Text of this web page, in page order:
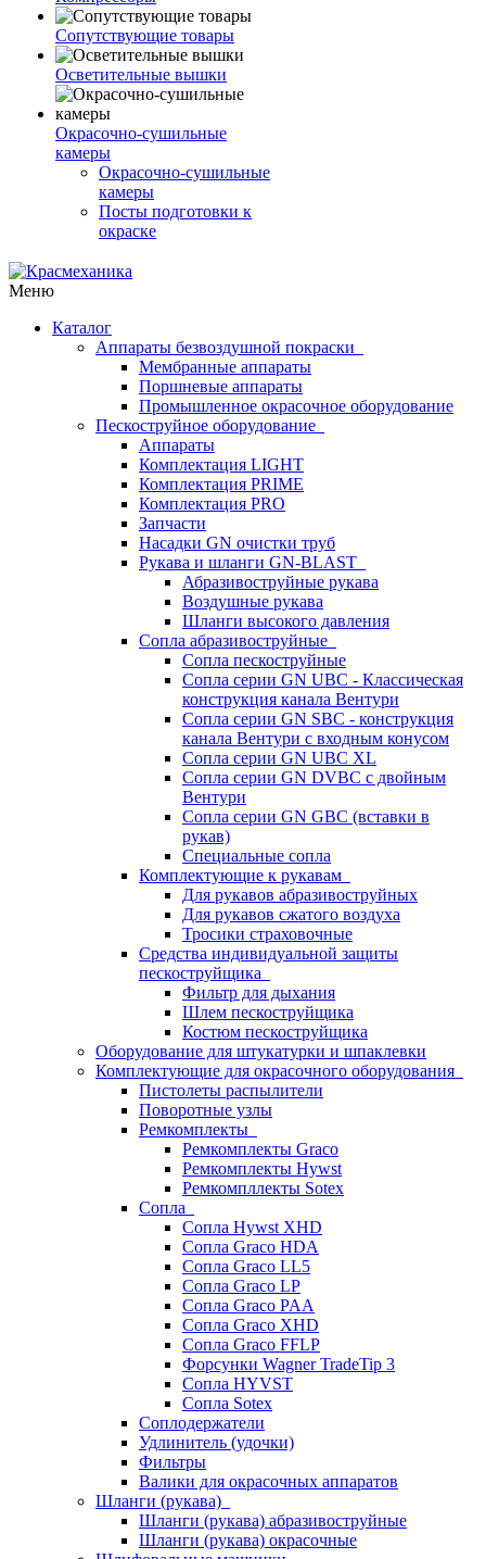
Сопутствующие товары
Осветительные вышки
Окрасочно-сушильные
камеры
Окрасочно-сушильные
камеры
Посты подготовки к
окраске
Меню
Каталог
Аппараты безвоздушной покраски
Мембранные аппараты
Поршневые аппараты
Промышленное окрасочное оборудование
Пескоструйное оборудование
Аппараты
Комплектация LIGHT
Комплектация PRIME
Комплектация PRO
Запчасти
Насадки GN очистки труб
Рукава и шланги GN-BLAST
Абразивоструйные рукава
Воздушные рукава
Шланги высокого давления
Сопла абразивоструйные
Сопла пескоструйные
Сопла серии GN UBC - Классическая
конструкция канала Вентури
Сопла серии GN SBC - конструкция
канала Вентури c входным конусом
Сопла серии GN UBC XL
Сопла серии GN DVBC с двойным
Вентури
Сопла серии GN GBC (вставки в
рукав)
Специальные сопла
Комплектующие к рукавам
Для рукавов абразивоструйных
Для рукавов сжатого воздуха
Тросики страховочные
Средства индивидуальной защиты
пескоструйщика
Фильтр для дыхания
Шлем пескоструйщика
Костюм пескоструйщика
Оборудование для штукатурки и шпаклевки
Комплектующие для окрасочного оборудования
Пистолеты распылители
Поворотные узлы
Ремкомплекты
Ремкомплекты Graco
Ремкомплекты Hywst
Ремкомпллекты Sotex
Сопла
Сопла Hywst XHD
Сопла Graco HDA
Сопла Graco LL5
Сопла Graco LP
Сопла Graco PAA
Сопла Graco XHD
Сопла Graco FFLP
Форсунки Wagner TradeTip 3
Сопла HYVST
Сопла Sotex
Соплодержатели
Удлинитель (удочки)
Фильтры
Валики для окрасочных аппаратов
Шланги (рукава)
Шланги (рукава) абразивоструйные
Шланги (рукава) окрасочные